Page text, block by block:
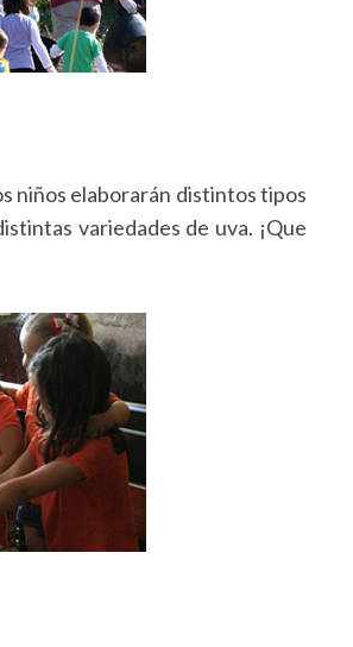
niños elaborarán distintos tipos
variedades de uva. ¡Que